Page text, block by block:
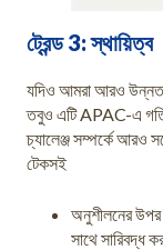
ট্রেন্ড 3: স্থায়িত্ব
যদিও আমরা আরও উন্নত
তবুও এটি APAC-এ গতি
চ্যালেঞ্জ সম্পর্কে আরও
টেকসই
অনুশীলনের
সাথে সারিবদ্ধ